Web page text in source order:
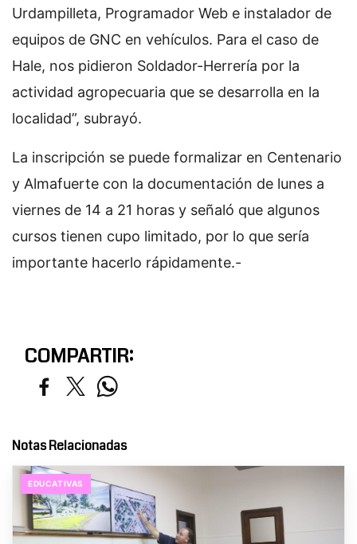
Urdampilleta, Programador Web e instalador de
equipos de GNC en vehículos. Para el caso de
Hale, nos pidieron Soldador-Herrería por la
actividad agropecuaria que se desarrolla en la
localidad”, subrayó.
La inscripción se puede formalizar en Centenario
y Almafuerte con la documentación de lunes a
viernes de 14 a 21 horas y señaló que algunos
cursos tienen cupo limitado, por lo que sería
importante hacerlo rápidamente.-
COMPARTIR:
Notas Relacionadas
EDUCATIVAS